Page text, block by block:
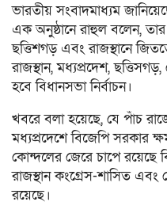
ভারতীয় সংবাদমাধ্যম
এক অনুষ্ঠানে রাহুল বলেন, তার
ছত্তিশগড় এবং রাজস্থানে
রাজস্থান, মধ্যপ্রদেশ,
হবে বিধানসভা নির্বাচন।
খবরে বলা হয়েছে, যে পাঁচ
মধ্যপ্রদেশে বিজেপি সরকার
কোন্দলের জেরে চাপে রয়েছে
রাজস্থান কংগ্রেস-শাসিত
রয়েছে।